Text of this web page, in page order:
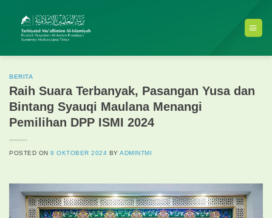
content
BERITA
Raih Suara Terbanyak, Pasangan Yusa dan
Bintang Syauqi Maulana Menangi
Pemilihan DPP ISMI 2024
POSTED ON8 OKTOBER 2024 BYADMINTMI